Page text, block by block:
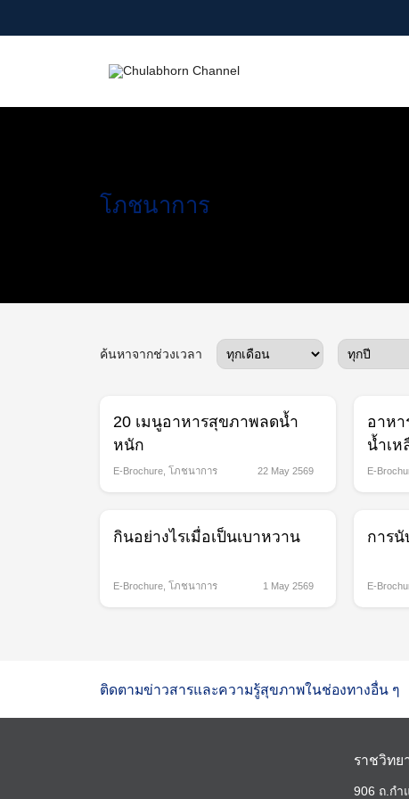
Search
โภชนาการ
ค้นหาจากช่วงเวลา
20 เมนูอาหารสุขภาพลดน้ำ
หนัก
E-Brochure โภชนาการ 22 May 2569
อาหา
น้ำเห
E-
กินอย่างไรเมื่อเป็นเบาหวาน
E-Brochure โภชนาการ 1 May 2569
การนั
E-
ติดตามข่าวสารและความรู้สุขภาพในช่องทางอื่น ๆ
ราชวิท
906 ถ.กำ